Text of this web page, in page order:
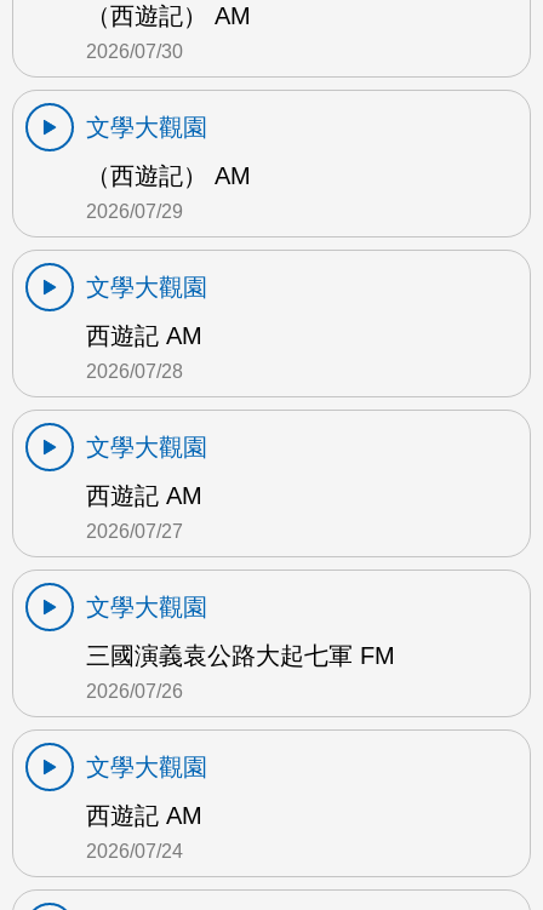
（西遊記） AM
2026/07/30
文學大觀園
（西遊記） AM
2026/07/29
文學大觀園
西遊記 AM
2026/07/28
文學大觀園
西遊記 AM
2026/07/27
文學大觀園
三國演義袁公路大起七軍 FM
2026/07/26
文學大觀園
西遊記 AM
2026/07/24